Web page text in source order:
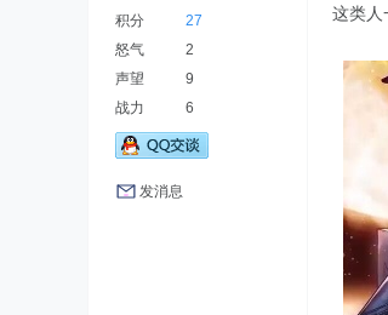
积分
27
怒气
2
声望
9
战力
6
发消息
这类人